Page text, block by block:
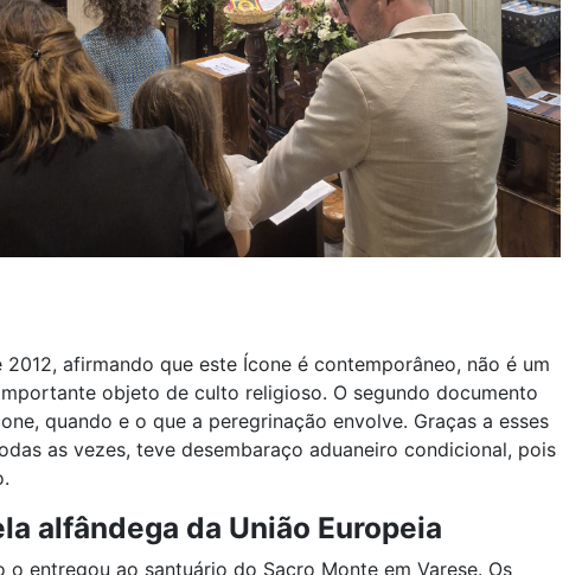
afirmando que este Ícone é contemporâneo, não é um
objeto de culto religioso. O segundo documento
quando e o que a peregrinação envolve. Graças a esses
as vezes, teve desembaraço aduaneiro condicional, pois
alfândega da União Europeia
entregou ao santuário do Sacro Monte em Varese. Os